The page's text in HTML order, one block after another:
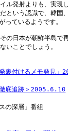
発射よりも、実現
という認識で、韓国
ているようです。
日本が朝鮮半島で
いことでしょう。
裏付けるメモ発見
徹底追跡＞2005.6.10
の深層」番組